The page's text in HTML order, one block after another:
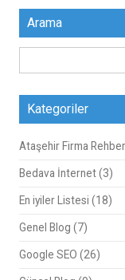
Arama
Kategoriler
Ataşehir Firma
Bedava İnternet(3)
En iyiler Listesi (18)
Genel Blog (7)
Google SEO (26)